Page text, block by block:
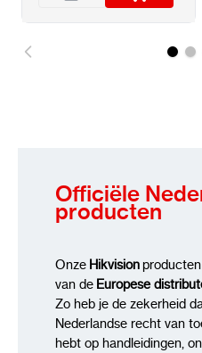
Geavanceerde
scherpte, witbalans
Officiële
producten
Onze Hikvision
van de Europese
Zo heb je de zekerheid
Nederlandse recht van
hebt op handleidingen,